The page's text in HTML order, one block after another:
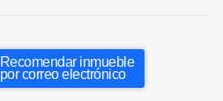
Recomendar inmueble
por correo electrónico